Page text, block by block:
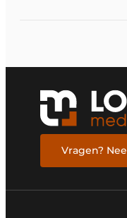
Vragen?